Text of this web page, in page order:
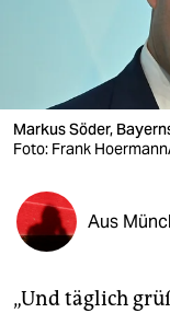
verlag
veranstaltungen
shop
fragen & hilfe
unterstützen
Markus Söder,
Foto: Frank
Aus
„Und täglich